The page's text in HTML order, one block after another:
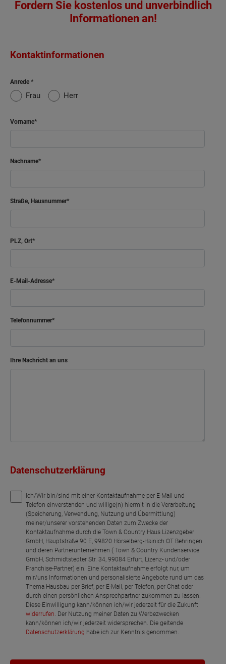
Fordern Sie kostenlos und unverbindlich
Informationen an!
Kontaktinformationen
Anrede
Frau Herr
Vorname
Nachname
Straße, Hausnummer
PLZ, Ort
E-Mail-Adresse
Telefonnummer
Ihre Nachricht an uns
Datenschutzerklärung
Ich/Wir bin/sind mit einer Kontaktaufnahme per E-Mail und
Telefon einverstanden und willige(n) hiermit in die Verarbeitung
(Speicherung, Verwendung, Nutzung und Übermittlung)
meiner/unserer vorstehenden Daten zum Zwecke der
Kontaktaufnahme durch die Town & Country Haus Lizenzgeber
GmbH, Hauptstraße 90 E, 99820 Hörselberg-Hainich OT Behringen
und deren Partnerunternehmen ( Town & Country Kundenservice
GmbH, Schmidtstedter Str. 34, 99084 Erfurt, Lizenz- und/oder
Franchise-Partner) ein. Eine Kontaktaufnahme erfolgt nur, um
mir/uns Informationen und personalisierte Angebote rund um das
Thema Hausbau per Brief, per E-Mail, per Telefon, per Chat oder
durch einen persönlichen Ansprechpartner zukommen zu lassen.
Diese Einwilligung kann/können ich/wir jederzeit für die Zukunft
widerrufen. Der Nutzung meiner Daten zu Werbezwecken
kann/können ich/wir jederzeit widersprechen. Die geltende
Datenschutzerklärung habe ich zur Kenntnis genommen.